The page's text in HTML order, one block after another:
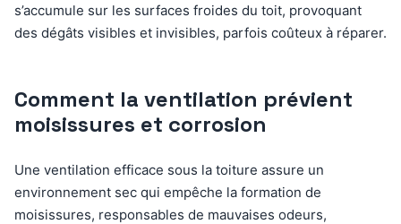
s’accumule sur les surfaces froides du toit, provoquant
des dégâts visibles et invisibles, parfois coûteux à réparer.
Comment la ventilation prévient
moisissures et corrosion
Une ventilation efficace sous la toiture assure un
environnement sec qui empêche la formation de
moisissures, responsables de mauvaises odeurs,